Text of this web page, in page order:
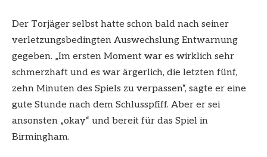
Der Torjäger selbst hatte schon bald nach seiner
verletzungsbedingten Auswechslung Entwarnung
gegeben. „Im ersten Moment war es wirklich sehr
schmerzhaft und es war ärgerlich, die letzten fünf,
zehn Minuten des Spiels zu verpassen“, sagte er eine
gute Stunde nach dem Schlusspfiff. Aber er sei
ansonsten „okay“ und bereit für das Spiel in
Birmingham.